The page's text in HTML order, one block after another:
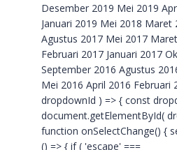
Desember 2019 Mei 2019
Januari 2019 Mei 2018 Maret
Agustus 2017 Mei 2017
Februari 2017 Januari 2017
September 2016 Agustus
Mei 2016 April 2016 Februari
dropdownId ) => { const
document.getElementById(
function onSelectChange() {
() => { if ( 'escape' ===